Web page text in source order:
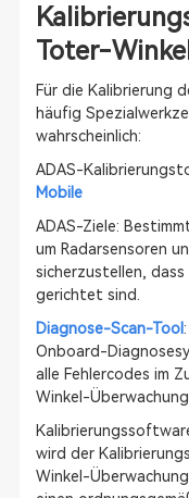
Toter-
Für die Kalibrierung
häufig
wahrscheinlich:
ADAS-
Mobile
ADAS-Ziele:
um Radarsensoren
sicherzustellen,
gerichtet sind.
Diagnose-Scan-Tool
Onboard-
alle Fehlercodes im
Winkel-
wird der
Winkel-